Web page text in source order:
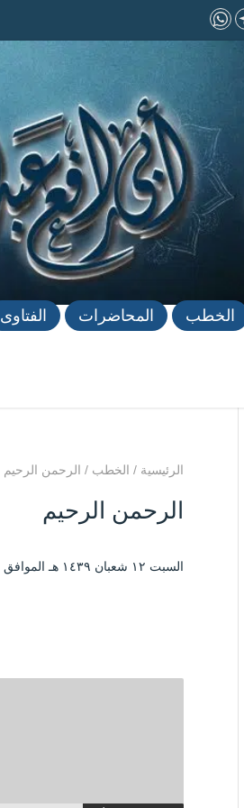
الخطب المحاضرات الفتاوى
الرئيسية / الخطب / الرحمن الرحيم
الرحمن الرحيم
السبت ۱۲ شعبان ۱٤۳۹ هـ الموافق ۲۸ أبريل ۲۰۱۸ مـ |